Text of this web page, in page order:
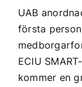
UAB
första
ECIU
kommer en